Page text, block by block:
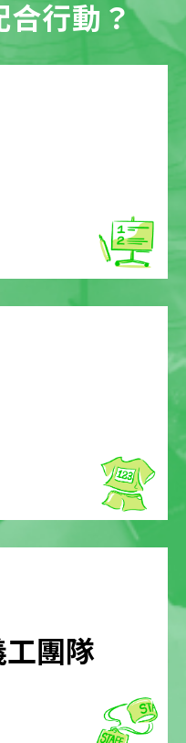
合行動？
團隊